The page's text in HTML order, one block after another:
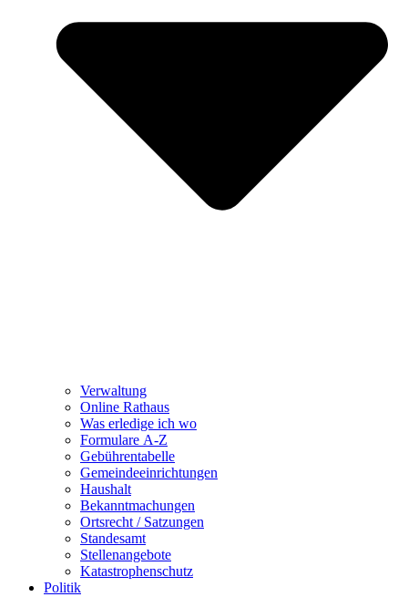
Verwaltung
Online Rathaus
Was erledige ich wo
Formulare A-Z
Gebührentabelle
Gemeindeeinrichtungen
Haushalt
Bekanntmachungen
Ortsrecht / Satzungen
Standesamt
Stellenangebote
Katastrophenschutz
Politik